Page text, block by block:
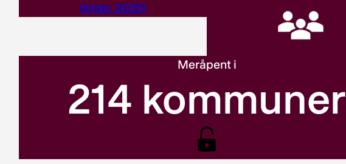
(kilde: 2025)
Meråpent i
214 kommuner